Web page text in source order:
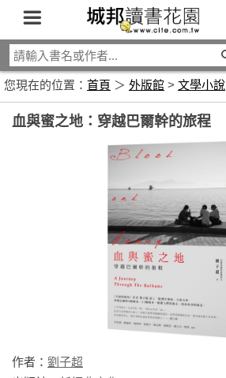
您現在的位置： 首頁 ＞ 外版館 > 文學小說
血與蜜之地：穿越巴爾幹的旅程
作者： 劉子超